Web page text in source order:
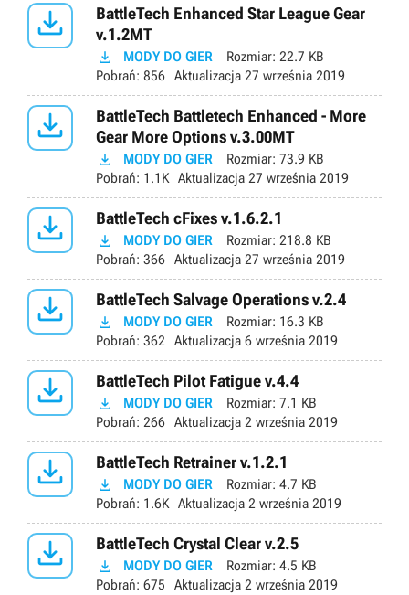

BattleTech Enhanced Star League Gear
v.1.2MT
 MODY DO GIER Rozmiar: 22.7 KB
Pobrań: 856 Aktualizacja 27 września 2019

BattleTech Battletech Enhanced - More
Gear More Options v.3.00MT
 MODY DO GIER Rozmiar: 73.9 KB
Pobrań: 1.1K Aktualizacja 27 września 2019
 BattleTech cFixes v.1.6.2.1
 MODY DO GIER Rozmiar: 218.8 KB
Pobrań: 366 Aktualizacja 27 września 2019
 BattleTech Salvage Operations v.2.4
 MODY DO GIER Rozmiar: 16.3 KB
Pobrań: 362 Aktualizacja 6 września 2019
 BattleTech Pilot Fatigue v.4.4
 MODY DO GIER Rozmiar: 7.1 KB
Pobrań: 266 Aktualizacja 2 września 2019
 BattleTech Retrainer v.1.2.1
 MODY DO GIER Rozmiar: 4.7 KB
Pobrań: 1.6K Aktualizacja 2 września 2019
 BattleTech Crystal Clear v.2.5
 MODY DO GIER Rozmiar: 4.5 KB
Pobrań: 675 Aktualizacja 2 września 2019